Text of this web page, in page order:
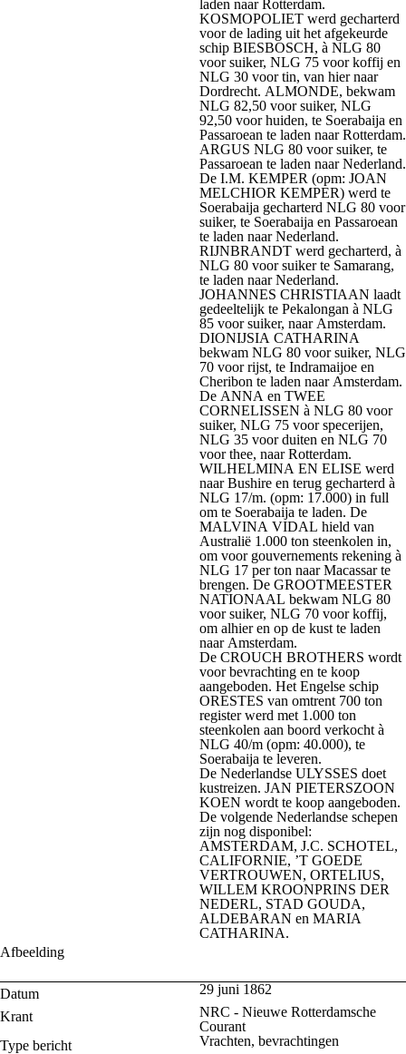
laden naar Rotterdam.
KOSMOPOLIET werd gecharterd
voor de lading uit het afgekeurde
schip BIESBOSCH, à NLG 80
voor suiker, NLG 75 voor koffij en
NLG 30 voor tin, van hier naar
Dordrecht. ALMONDE, bekwam
NLG 82,50 voor suiker, NLG
92,50 voor huiden, te Soerabaija en
Passaroean te laden naar Rotterdam.
ARGUS NLG 80 voor suiker, te
Passaroean te laden naar Nederland.
De I.M. KEMPER (opm: JOAN
MELCHIOR KEMPER) werd te
Soerabaija gecharterd NLG 80 voor
suiker, te Soerabaija en Passaroean
te laden naar Nederland.
RIJNBRANDT werd gecharterd, à
NLG 80 voor suiker te Samarang,
te laden naar Nederland.
JOHANNES CHRISTIAAN laadt
gedeeltelijk te Pekalongan à NLG
85 voor suiker, naar Amsterdam.
DIONIJSIA CATHARINA
bekwam NLG 80 voor suiker, NLG
70 voor rijst, te Indramaijoe en
Cheribon te laden naar Amsterdam.
De ANNA en TWEE
CORNELISSEN à NLG 80 voor
suiker, NLG 75 voor specerijen,
NLG 35 voor duiten en NLG 70
voor thee, naar Rotterdam.
WILHELMINA EN ELISE werd
naar Bushire en terug gecharterd à
NLG 17/m. (opm: 17.000) in full
om te Soerabaija te laden. De
MALVINA VIDAL hield van
Australië 1.000 ton steenkolen in,
om voor gouvernements rekening à
NLG 17 per ton naar Macassar te
brengen. De GROOTMEESTER
NATIONAAL bekwam NLG 80
voor suiker, NLG 70 voor koffij,
om alhier en op de kust te laden
naar Amsterdam.
De CROUCH BROTHERS wordt
voor bevrachting en te koop
aangeboden. Het Engelse schip
ORESTES van omtrent 700 ton
register werd met 1.000 ton
steenkolen aan boord verkocht à
NLG 40/m (opm: 40.000), te
Soerabaija te leveren.
De Nederlandse ULYSSES doet
kustreizen. JAN PIETERSZOON
KOEN wordt te koop aangeboden.
De volgende Nederlandse schepen
zijn nog disponibel:
AMSTERDAM, J.C. SCHOTEL,
CALIFORNIE, ’T GOEDE
VERTROUWEN, ORTELIUS,
WILLEM KROONPRINS DER
NEDERL, STAD GOUDA,
ALDEBARAN en MARIA
CATHARINA.
Afbeelding
Datum
29 juni 1862
Krant
NRC - Nieuwe Rotterdamsche
Courant
Type bericht
Vrachten, bevrachtingen